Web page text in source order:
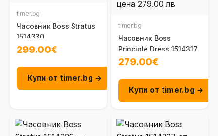
timer.bg
Часовник Boss Stratus
1514330
299.00€
Купи от timer.bg →
timer.bg
Часовник Boss
Principle Dress 1514317
279.00€
Купи от timer.bg →